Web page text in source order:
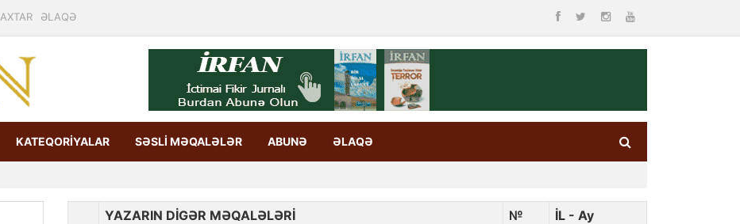
AXTAR ƏLAQƏ
KATEQORİYALAR SƏSLİ MƏQALƏLƏR ABUNƏ ƏLAQƏ
YAZARIN DİGƏR MƏQALƏLƏRİ №
İL - Ay